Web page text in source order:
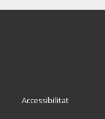
Accessibilitat